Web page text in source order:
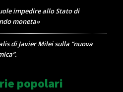
impedire allo Stato di
moneta»
di Javier Milei sulla “nuova
popolari